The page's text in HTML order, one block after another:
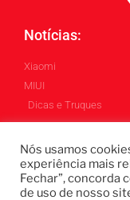
Notícias:
Xiaomi
MIUI
Dicas e Truques
Nós usamos
experiência mais
Fechar”, concorda
de uso de nosso